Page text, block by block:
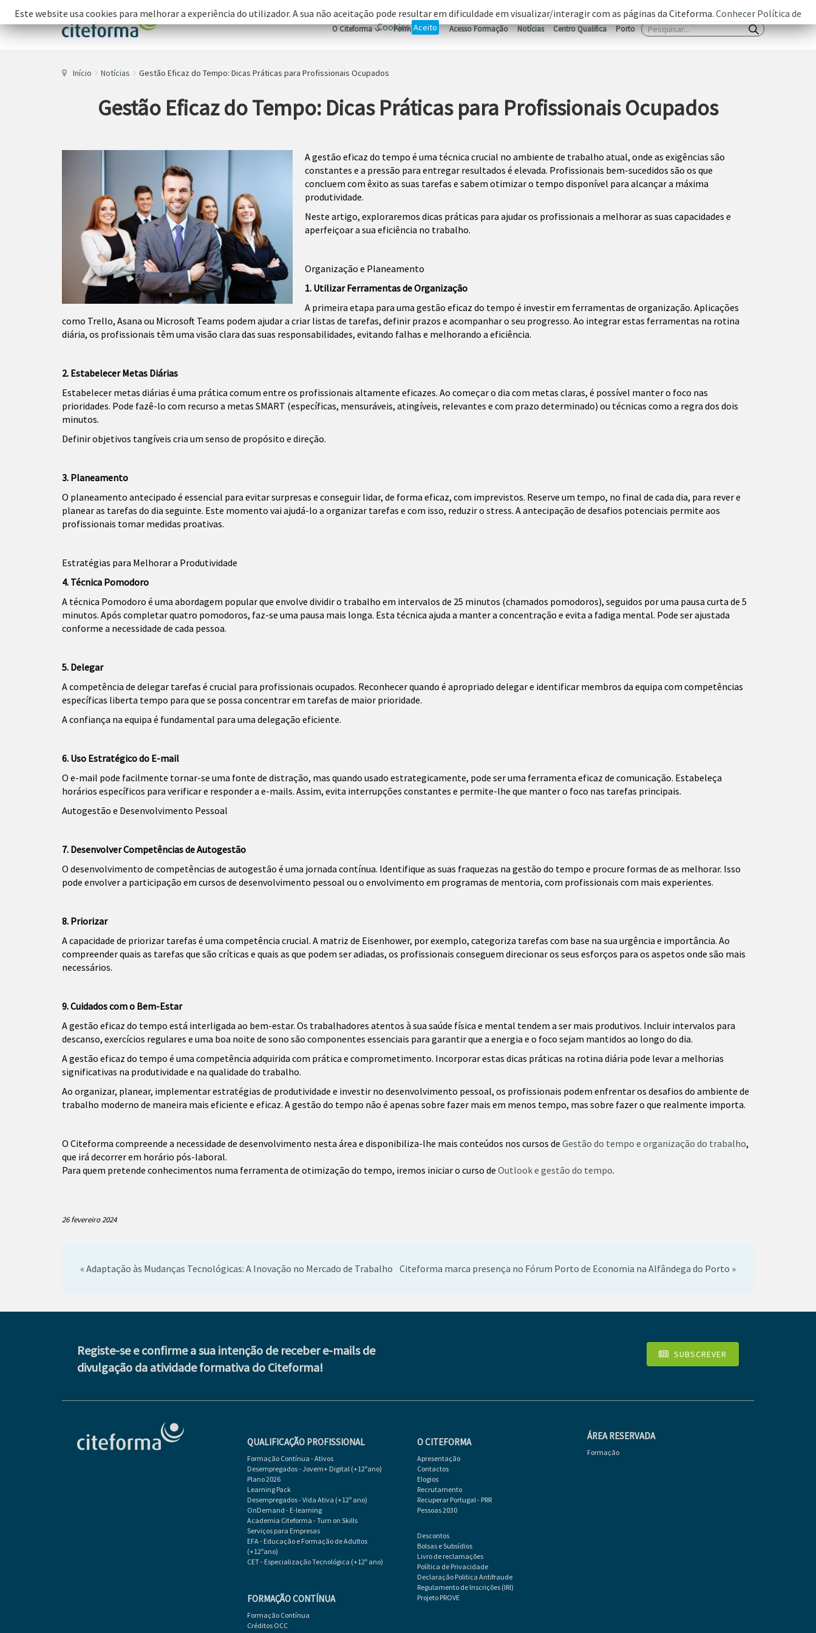
O Citeforma Formação Acesso Formação Notícias Centro Qualifica Porto
Início Notícias Gestão Eficaz do Tempo: Dicas Práticas para Profissionais Ocupados
Gestão Eficaz do Tempo: Dicas Práticas para Profissionais Ocupados
A gestão eficaz do tempo é uma técnica crucial no ambiente de trabalho atual, onde as exigências são
constantes e a pressão para entregar resultados é elevada. Profissionais bem-sucedidos são os que
concluem com êxito as suas tarefas e sabem otimizar o tempo disponível para alcançar a máxima
produtividade.
Neste artigo, exploraremos dicas práticas para ajudar os profissionais a melhorar as suas capacidades e
aperfeiçoar a sua eficiência no trabalho.
Organização e Planeamento
1. Utilizar Ferramentas de Organização
A primeira etapa para uma gestão eficaz do tempo é investir em ferramentas de organização. Aplicações
como Trello, Asana ou Microsoft Teams podem ajudar a criar listas de tarefas, definir prazos e acompanhar o seu progresso. Ao integrar estas ferramentas na rotina
diária, os profissionais têm uma visão clara das suas responsabilidades, evitando falhas e melhorando a eficiência.
2. Estabelecer Metas Diárias
Estabelecer metas diárias é uma prática comum entre os profissionais altamente eficazes. Ao começar o dia com metas claras, é possível manter o foco nas
prioridades. Pode fazê-lo com recurso a metas SMART (específicas, mensuráveis, atingíveis, relevantes e com prazo determinado) ou técnicas como a regra dos dois
minutos.
Definir objetivos tangíveis cria um senso de propósito e direção.
3. Planeamento
O planeamento antecipado é essencial para evitar surpresas e conseguir lidar, de forma eficaz, com imprevistos. Reserve um tempo, no final de cada dia, para rever e
planear as tarefas do dia seguinte. Este momento vai ajudá-lo a organizar tarefas e com isso, reduzir o stress. A antecipação de desafios potenciais permite aos
profissionais tomar medidas proativas.
Estratégias para Melhorar a Produtividade
4. Técnica Pomodoro
A técnica Pomodoro é uma abordagem popular que envolve dividir o trabalho em intervalos de 25 minutos (chamados pomodoros), seguidos por uma pausa curta de 5
minutos. Após completar quatro pomodoros, faz-se uma pausa mais longa. Esta técnica ajuda a manter a concentração e evita a fadiga mental. Pode ser ajustada
conforme a necessidade de cada pessoa.
5. Delegar
A competência de delegar tarefas é crucial para profissionais ocupados. Reconhecer quando é apropriado delegar e identificar membros da equipa com competências
específicas liberta tempo para que se possa concentrar em tarefas de maior prioridade.
A confiança na equipa é fundamental para uma delegação eficiente.
6. Uso Estratégico do E-mail
O e-mail pode facilmente tornar-se uma fonte de distração, mas quando usado estrategicamente, pode ser uma ferramenta eficaz de comunicação. Estabeleça
horários específicos para verificar e responder a e-mails. Assim, evita interrupções constantes e permite-lhe que manter o foco nas tarefas principais.
Autogestão e Desenvolvimento Pessoal
7. Desenvolver Competências de Autogestão
O desenvolvimento de competências de autogestão é uma jornada contínua. Identifique as suas fraquezas na gestão do tempo e procure formas de as melhorar. Isso
pode envolver a participação em cursos de desenvolvimento pessoal ou o envolvimento em programas de mentoria, com profissionais com mais experientes.
8. Priorizar
A capacidade de priorizar tarefas é uma competência crucial. A matriz de Eisenhower, por exemplo, categoriza tarefas com base na sua urgência e importância. Ao
compreender quais as tarefas que são críticas e quais as que podem ser adiadas, os profissionais conseguem direcionar os seus esforços para os aspetos onde são mais
necessários.
9. Cuidados com o Bem-Estar
A gestão eficaz do tempo está interligada ao bem-estar. Os trabalhadores atentos à sua saúde física e mental tendem a ser mais produtivos. Incluir intervalos para
descanso, exercícios regulares e uma boa noite de sono são componentes essenciais para garantir que a energia e o foco sejam mantidos ao longo do dia.
A gestão eficaz do tempo é uma competência adquirida com prática e comprometimento. Incorporar estas dicas práticas na rotina diária pode levar a melhorias
significativas na produtividade e na qualidade do trabalho.
Ao organizar, planear, implementar estratégias de produtividade e investir no desenvolvimento pessoal, os profissionais podem enfrentar os desafios do ambiente de
trabalho moderno de maneira mais eficiente e eficaz. A gestão do tempo não é apenas sobre fazer mais em menos tempo, mas sobre fazer o que realmente importa.
O Citeforma compreende a necessidade de desenvolvimento nesta área e disponibiliza-lhe mais conteúdos nos cursos de Gestão do tempo e organização do trabalho,
que irá decorrer em horário pós-laboral.
Para quem pretende conhecimentos numa ferramenta de otimização do tempo, iremos iniciar o curso de Outlook e gestão do tempo.
26 fevereiro 2024
« Adaptação às Mudanças Tecnológicas: A Inovação no Mercado de Trabalho Citeforma marca presença no Fórum Porto de Economia na Alfândega do Porto »
Registe-se e confirme a sua intenção de receber e-mails de
divulgação da atividade formativa do Citeforma!
SUBSCREVER
QUALIFICAÇÃO PROFISSIONAL
Formação Contínua - Ativos
Desempregados - Jovem+ Digital (+12ºano)
Plano 2026
Learning Pack
Desempregados - Vida Ativa (+12º ano)
OnDemand - E-learning
Academia Citeforma - Turn on Skills
Serviços para Empresas
EFA - Educação e Formação de Adultos
(+12ºano)
CET - Especialização Tecnológica (+12º ano)
FORMAÇÃO CONTÍNUA
Formação Contínua
Créditos OCC
O CITEFORMA
Apresentação
Contactos
Elogios
Recrutamento
Recuperar Portugal - PRR
Pessoas 2030
Descontos
Bolsas e Subsídios
Livro de reclamações
Política de Privacidade
Declaração Politica Antifraude
Regulamento de Inscrições (IRI)
Projeto PROVE
ÁREA RESERVADA
Formação
Este website usa cookies para melhorar a experiência do utilizador. A sua não aceitação pode resultar em dificuldade em visualizar/interagir com as páginas da Citeforma. Conhecer Política de
Cookies Aceito